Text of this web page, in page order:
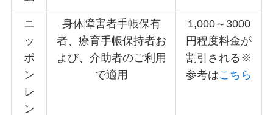
ニ
ッ
ポ
ン
レ
ン
身体障害者手帳保有
者、療育手帳保持者お
よび、介助者のご利用
で適用
1,000～3000
円程度料金が
割引される※
参考はこちら